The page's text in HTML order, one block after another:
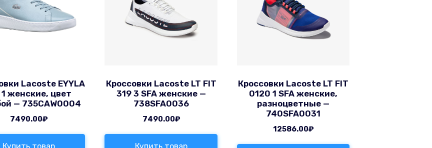
Lacoste EYYLA
1 женские, цвет
— 735CAW0004
7490.00₽
Купить товар
Кроссовки Lacoste LT FIT
319 3 SFA женские —
738SFA0036
7490.00₽
Купить товар
Кроссовки Lacoste LT FIT
0120 1 SFA женские,
разноцветные —
740SFA0031
12586.00₽